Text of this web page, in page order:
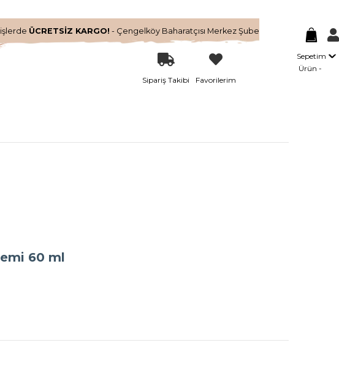
ÜCRETSİZ KARGO! - Çengelköy Baharatçısı Merkez Şube
Sipariş Takibi Favorilerim
Sepetim
Ürün
60 ml